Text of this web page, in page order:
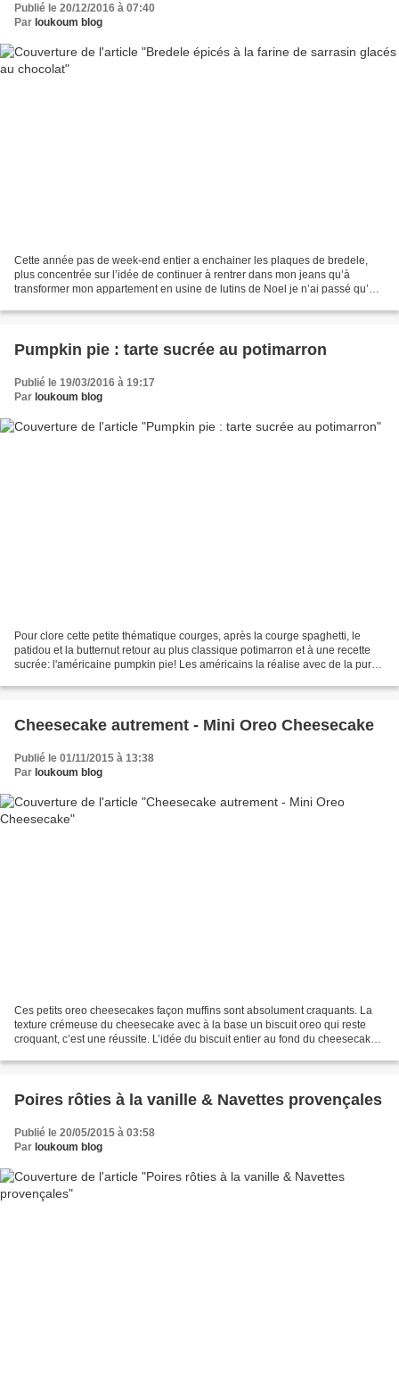
Publié le 20/12/2016 à 07:40
Par loukoum blog
Cette année pas de week-end entier a enchainer les plaques de bredele,
plus concentrée sur l’idée de continuer à rentrer dans mon jeans qu’à
transformer mon appartement en usine de lutins de Noel je n’ai passé qu’un
Pumpkin pie : tarte sucrée au potimarron
Publié le 19/03/2016 à 19:17
Par loukoum blog
Pour clore cette petite thématique courges, après la courge spaghetti, le
patidou et la butternut retour au plus classique potimarron et à une recette
sucrée: l'américaine pumpkin pie! Les américains la réalise avec de la purée
Cheesecake autrement - Mini Oreo Cheesecake
Publié le 01/11/2015 à 13:38
Par loukoum blog
Ces petits oreo cheesecakes façon muffins sont absolument craquants. La
texture crémeuse du cheesecake avec à la base un biscuit oreo qui reste
croquant, c’est une réussite. L’idée du biscuit entier au fond du cheesecake
Poires rôties à la vanille & Navettes provençales
Publié le 20/05/2015 à 03:58
Par loukoum blog